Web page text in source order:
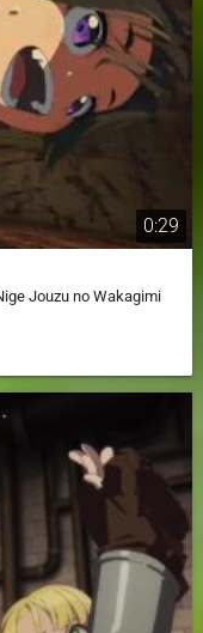
0:29
Jouzu no Wakagimi